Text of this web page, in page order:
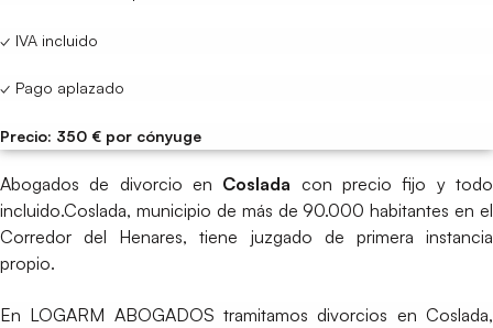
✓ IVA incluido
✓ Pago aplazado
Precio: 350 € por cónyuge
Abogados de divorcio en Coslada con precio fijo y todo
incluido.Coslada, municipio de más de 90.000 habitantes en el
Corredor del Henares, tiene juzgado de primera instancia
propio.
En LOGARM ABOGADOS tramitamos divorcios en Coslada,